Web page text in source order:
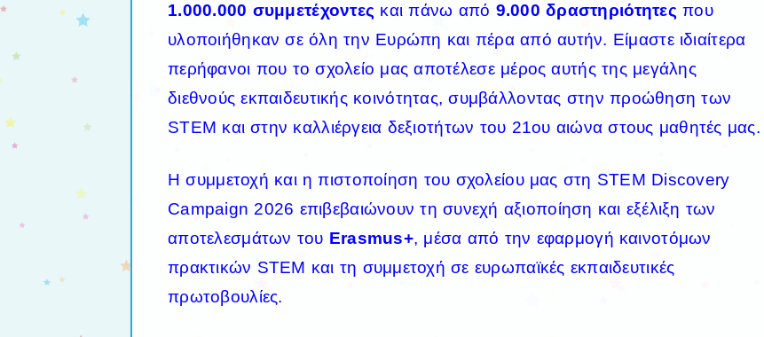
1.000.000 συμμετέχοντες και πάνω από 9.000 δραστηριότητες που
υλοποιήθηκαν σε όλη την Ευρώπη και πέρα από αυτήν. Είμαστε ιδιαίτερα
περήφανοι που το σχολείο μας αποτέλεσε μέρος αυτής της μεγάλης
διεθνούς εκπαιδευτικής κοινότητας, συμβάλλοντας στην προώθηση των
STEM και στην καλλιέργεια δεξιοτήτων του 21ου αιώνα στους μαθητές μας.
Η συμμετοχή και η πιστοποίηση του σχολείου μας στη STEM Discovery
Campaign 2026 επιβεβαιώνουν τη συνεχή αξιοποίηση και εξέλιξη των
αποτελεσμάτων του Erasmus+, μέσα από την εφαρμογή καινοτόμων
πρακτικών STEM και τη συμμετοχή σε ευρωπαϊκές εκπαιδευτικές
πρωτοβουλίες.